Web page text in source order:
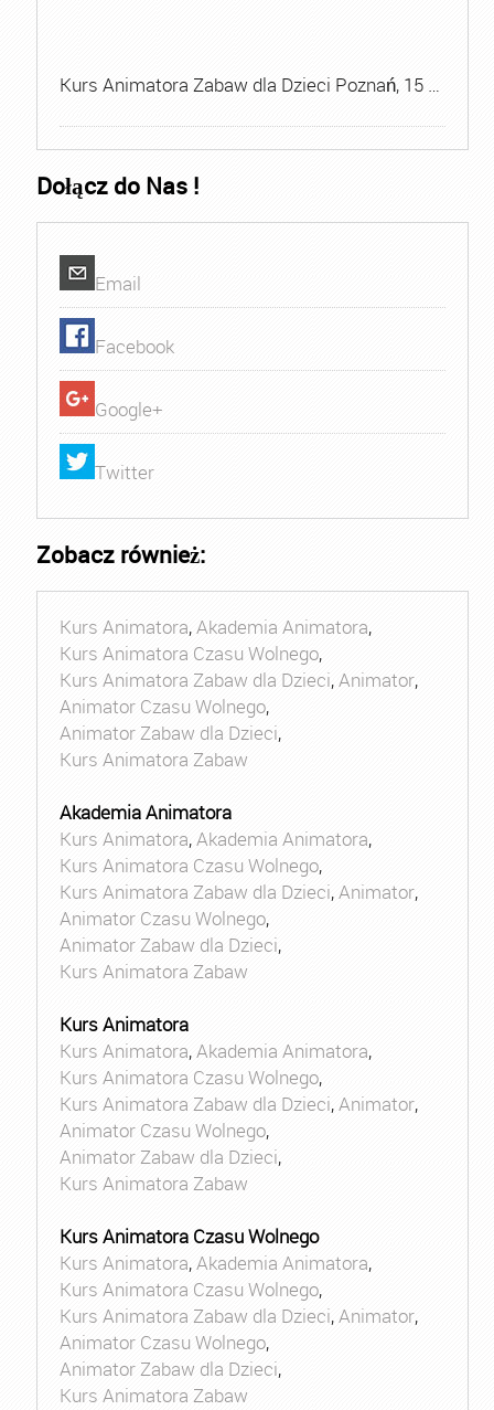
Kurs Animatora Zabaw dla Dzieci Poznań, 15 …
Dołącz do Nas !
Email
Facebook
Google+
Twitter
Zobacz również:
Kurs Animatora,Akademia Animatora,
Kurs Animatora Czasu Wolnego,
Kurs Animatora Zabaw dla Dzieci,Animator,
Animator Czasu Wolnego,
Animator Zabaw dla Dzieci,
Kurs Animatora Zabaw
Akademia Animatora
Kurs Animatora,Akademia Animatora,
Kurs Animatora Czasu Wolnego,
Kurs Animatora Zabaw dla Dzieci,Animator,
Animator Czasu Wolnego,
Animator Zabaw dla Dzieci,
Kurs Animatora Zabaw
Kurs Animatora
Kurs Animatora,Akademia Animatora,
Kurs Animatora Czasu Wolnego,
Kurs Animatora Zabaw dla Dzieci,Animator,
Animator Czasu Wolnego,
Animator Zabaw dla Dzieci,
Kurs Animatora Zabaw
Kurs Animatora Czasu Wolnego
Kurs Animatora,Akademia Animatora,
Kurs Animatora Czasu Wolnego,
Kurs Animatora Zabaw dla Dzieci,Animator,
Animator Czasu Wolnego,
Animator Zabaw dla Dzieci,
Kurs Animatora Zabaw